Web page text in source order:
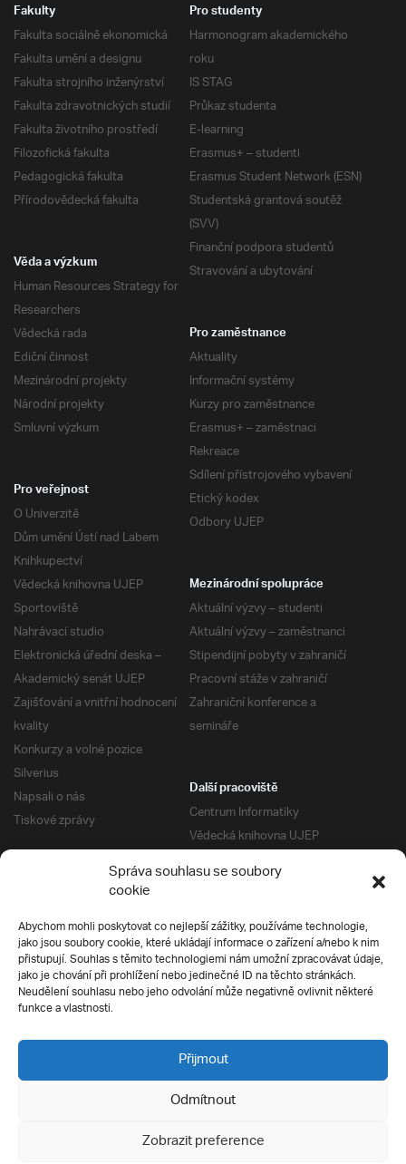
Správa souhlasu se soubory
cookie
Abychom mohli poskytovat co nejlepší zážitky, používáme technologie,
jako jsou soubory cookie, které ukládají informace o zařízení a/nebo k nim
přistupují. Souhlas s těmito technologiemi nám umožní zpracovávat údaje,
jako je chování při prohlížení nebo jedinečné ID na těchto stránkách.
Neudělení souhlasu nebo jeho odvolání může negativně ovlivnit některé
funkce a vlastnosti.
Přijmout
Odmítnout
Zobrazit preference
Fakulty
Fakulta sociálně ekonomická
Fakulta umění a designu
Fakulta strojního inženýrství
Fakulta zdravotnických studií
Fakulta životního prostředí
Filozofická fakulta
Pedagogická fakulta
Přírodovědecká fakulta
Pro studenty
Harmonogram akademického
roku
IS STAG
Průkaz studenta
E-learning
Erasmus+ – studenti
Erasmus Student Network (ESN)
Studentská grantová soutěž
(SVV)
Finanční podpora studentů
Stravování a ubytování
Věda a výzkum
Human Resources Strategy for
Researchers
Vědecká rada
Ediční činnost
Mezinárodní projekty
Národní projekty
Smluvní výzkum
Pro zaměstnance
Aktuality
Informační systémy
Kurzy pro zaměstnance
Erasmus+ – zaměstnaci
Rekreace
Sdílení přístrojového vybavení
Etický kodex
Odbory UJEP
Pro veřejnost
O Univerzitě
Dům umění Ústí nad Labem
Knihkupectví
Vědecká knihovna UJEP
Sportoviště
Nahrávací studio
Elektronická úřední deska –
Akademický senát UJEP
Zajišťování a vnitřní hodnocení
kvality
Konkurzy a volné pozice
Silverius
Napsali o nás
Tiskové zprávy
Mezinárodní spolupráce
Aktuální výzvy – studenti
Aktuální výzvy – zaměstnanci
Stipendijní pobyty v zahraničí
Pracovní stáže v zahraničí
Zahraniční konference a
semináře
Další pracoviště
Centrum Informatiky
Vědecká knihovna UJEP
Správa kolejí a menz
Univerzitní centrum podpory
Silverius
Pro uchazeče
Přijímací řízení
E-prihlaska
Přípravné kurzy
Ochrana soukromí
Všechna práva vyhrazena